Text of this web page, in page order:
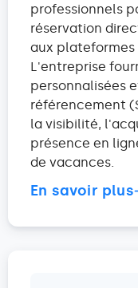
professionnels
réservation
aux plateformes
L'entreprise
personnalisées
référencement
la visibilité,
présence en
de vacances.
En savoir plus